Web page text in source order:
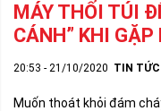
MÁY THỔI TÚI
CÁNH” KHI GẶP
20:53 - 21/10/2020 TIN TỨC
Muốn thoát khỏi đám